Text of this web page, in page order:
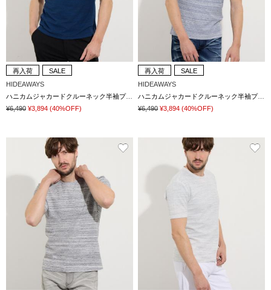
再入荷
SALE
HIDEAWAYS
ハニカムジャカードクルーネック半袖プルオーバー
¥6,490 ¥3,894 (40%OFF)
再入荷
SALE
HIDEAWAYS
ハニカムジャカードクルーネック半袖プルオーバー
¥6,490 ¥3,894 (40%OFF)